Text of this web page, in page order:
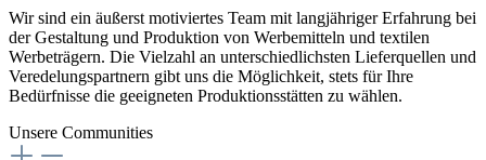
Wir sind ein äußerst motiviertes Team mit langjähriger Erfahrung bei
der Gestaltung und Produktion von Werbemitteln und textilen
Werbeträgern. Die Vielzahl an unterschiedlichsten Lieferquellen und
Veredelungspartnern gibt uns die Möglichkeit, stets für Ihre
Bedürfnisse die geeigneten Produktionsstätten zu wählen.
Unsere Communities